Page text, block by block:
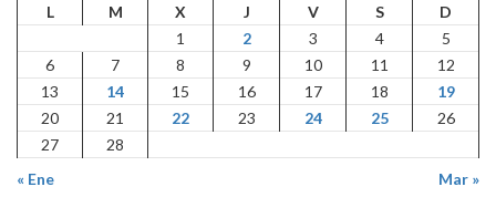
L
M X J V S
D
1
2 3 4
5
6
7 8 9 10 11
12
13
14 15 16 17 18
19
20
21 22 23 24 25
26
27
28
« Ene
Mar »